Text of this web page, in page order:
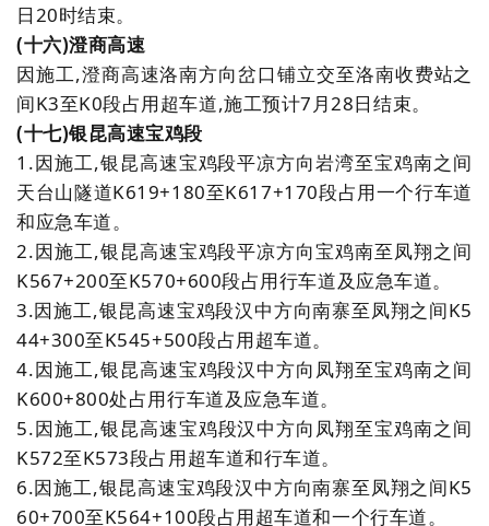
日20时结束。
(十六)澄商高速
因施工,澄商高速洛南方向岔口铺立交至洛南收费站之
间K3至K0段占用超车道,施工预计7月28日结束。
(十七)银昆高速宝鸡段
1.因施工,银昆高速宝鸡段平凉方向岩湾至宝鸡南之间
天台山隧道K619+180至K617+170段占用一个行车道
和应急车道。
2.因施工,银昆高速宝鸡段平凉方向宝鸡南至凤翔之间
K567+200至K570+600段占用行车道及应急车道。
3.因施工,银昆高速宝鸡段汉中方向南寨至凤翔之间K5
44+300至K545+500段占用超车道。
4.因施工,银昆高速宝鸡段汉中方向凤翔至宝鸡南之间
K600+800处占用行车道及应急车道。
5.因施工,银昆高速宝鸡段汉中方向凤翔至宝鸡南之间
K572至K573段占用超车道和行车道。
6.因施工,银昆高速宝鸡段汉中方向南寨至凤翔之间K5
60+700至K564+100段占用超车道和一个行车道。